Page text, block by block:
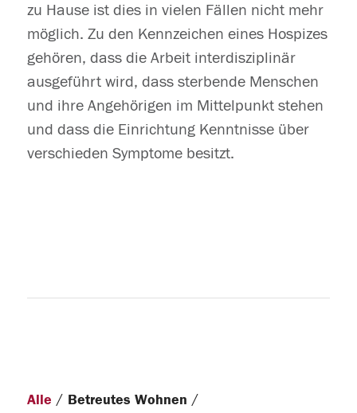
zu Hause ist dies in vielen Fällen nicht mehr
möglich. Zu den Kennzeichen eines Hospizes
gehören, dass die Arbeit interdisziplinär
ausgeführt wird, dass sterbende Menschen
und ihre Angehörigen im Mittelpunkt stehen
und dass die Einrichtung Kenntnisse über
verschieden Symptome besitzt.
Alle / Betreutes Wohnen /